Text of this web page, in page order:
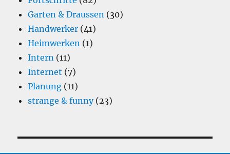
Garten & Draussen (30)
Handwerker (41)
Heimwerken (1)
Intern (11)
Internet (7)
Planung (11)
strange & funny(23)